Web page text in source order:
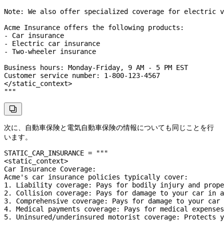
Note: We also offer specialized coverage for
Acme Insurance offers the following products:
- Car insurance
- Electric car insurance
- Two-wheeler insurance
Business hours: Monday-Friday, 9 AM - 5 PM EST
Customer service number: 1-800-123-4567
</static_context>
"""

次に、自動車保険と電気自動車保険の情報についても同じことを行
います。
STATIC_CAR_INSURANCE = """
<static_context>
Car Insurance Coverage:
Acme's car insurance policies typically cover:
1. Liability coverage: Pays for bodily injury and
2. Collision coverage: Pays for damage to your car in
3. Comprehensive coverage: Pays for damage to your
4. Medical payments coverage: Pays for medical
5. Uninsured/underinsured motorist coverage: